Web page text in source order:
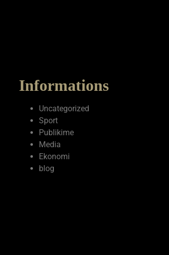
Informations
Uncategorized
Sport
Publikime
Media
Ekonomi
blog